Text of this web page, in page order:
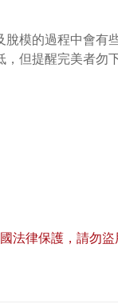
脫模的過程中會有
但提醒完美者勿
法律保護，請勿